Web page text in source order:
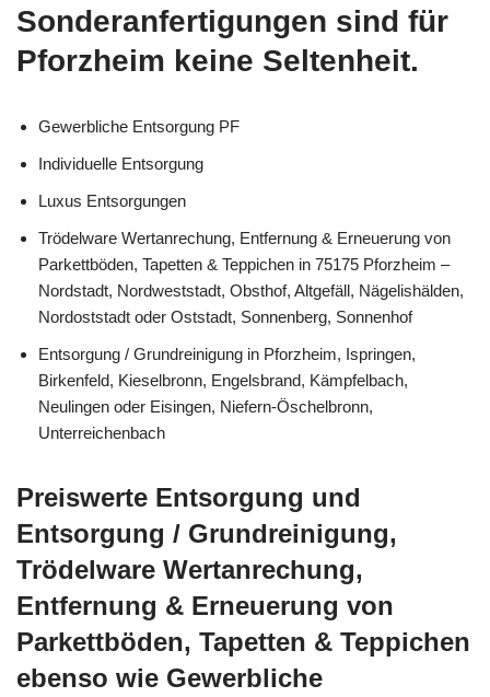
Sonderanfertigungen sind für
Pforzheim keine Seltenheit.
Gewerbliche Entsorgung PF
Individuelle Entsorgung
Luxus Entsorgungen
Trödelware Wertanrechung, Entfernung & Erneuerung von
Parkettböden, Tapetten & Teppichen in 75175 Pforzheim –
Nordstadt, Nordweststadt, Obsthof, Altgefäll, Nägelishälden,
Nordoststadt oder Oststadt, Sonnenberg, Sonnenhof
Entsorgung / Grundreinigung in Pforzheim, Ispringen,
Birkenfeld, Kieselbronn, Engelsbrand, Kämpfelbach,
Neulingen oder Eisingen, Niefern-Öschelbronn,
Unterreichenbach
Preiswerte Entsorgung und
Entsorgung / Grundreinigung,
Trödelware Wertanrechung,
Entfernung & Erneuerung von
Parkettböden, Tapetten & Teppichen
ebenso wie Gewerbliche